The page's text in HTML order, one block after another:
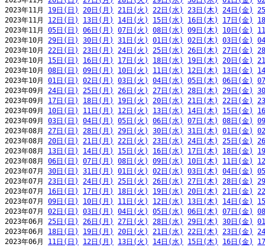
2023年11月 19日(日) 20日(月) 21日(火) 22日(水) 23日(木) 24日(金)
2023年11月 12日(日) 13日(月) 14日(火) 15日(水) 16日(木) 17日(金)
2023年11月 05日(日) 06日(月) 07日(火) 08日(水) 09日(木) 10日(金)
2023年10月 29日(日) 30日(月) 31日(火) 01日(水) 02日(木) 03日(金)
2023年10月 22日(日) 23日(月) 24日(火) 25日(水) 26日(木) 27日(金)
2023年10月 15日(日) 16日(月) 17日(火) 18日(水) 19日(木) 20日(金)
2023年10月 08日(日) 09日(月) 10日(火) 11日(水) 12日(木) 13日(金)
2023年10月 01日(日) 02日(月) 03日(火) 04日(水) 05日(木) 06日(金)
2023年09月 24日(日) 25日(月) 26日(火) 27日(水) 28日(木) 29日(金)
2023年09月 17日(日) 18日(月) 19日(火) 20日(水) 21日(木) 22日(金)
2023年09月 10日(日) 11日(月) 12日(火) 13日(水) 14日(木) 15日(金)
2023年09月 03日(日) 04日(月) 05日(火) 06日(水) 07日(木) 08日(金)
2023年08月 27日(日) 28日(月) 29日(火) 30日(水) 31日(木) 01日(金)
2023年08月 20日(日) 21日(月) 22日(火) 23日(水) 24日(木) 25日(金)
2023年08月 13日(日) 14日(月) 15日(火) 16日(水) 17日(木) 18日(金)
2023年08月 06日(日) 07日(月) 08日(火) 09日(水) 10日(木) 11日(金)
2023年07月 30日(日) 31日(月) 01日(火) 02日(水) 03日(木) 04日(金)
2023年07月 23日(日) 24日(月) 25日(火) 26日(水) 27日(木) 28日(金)
2023年07月 16日(日) 17日(月) 18日(火) 19日(水) 20日(木) 21日(金)
2023年07月 09日(日) 10日(月) 11日(火) 12日(水) 13日(木) 14日(金)
2023年07月 02日(日) 03日(月) 04日(火) 05日(水) 06日(木) 07日(金)
2023年06月 25日(日) 26日(月) 27日(火) 28日(水) 29日(木) 30日(金)
2023年06月 18日(日) 19日(月) 20日(火) 21日(水) 22日(木) 23日(金)
2023年06月 11日(日) 12日(月) 13日(火) 14日(水) 15日(木) 16日(金)